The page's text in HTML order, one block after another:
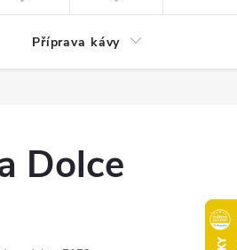
Příprava kávy
Dolce